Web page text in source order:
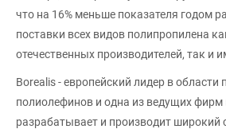
что на 16% меньше показателя годом
поставки всех видов полипропилена
отечественных производителей, так и
Borealis - европейский лидер в области
полиолефинов и одна из ведущих
разрабатывает и производит широкий